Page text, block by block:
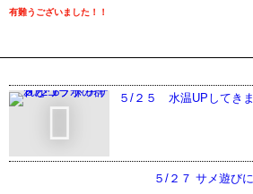
有難うございました！！
５/２５ 水温UPしてき
５/２７ サメ遊び